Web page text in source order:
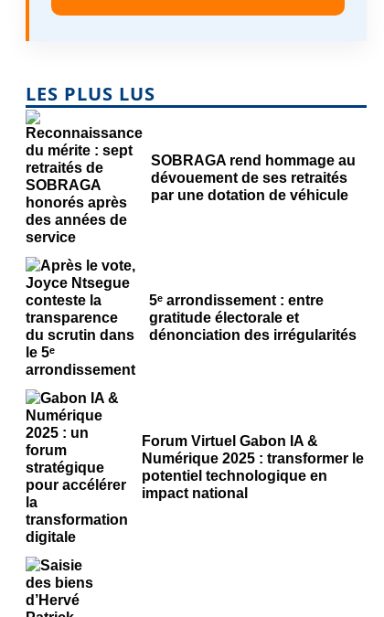
LES PLUS LUS
SOBRAGA rend hommage au
dévouement de ses retraités
par une dotation de véhicule
5ᵉ arrondissement : entre
gratitude électorale et
dénonciation des irrégularités
Forum Virtuel Gabon IA &
Numérique 2025 : transformer le
potentiel technologique en
impact national